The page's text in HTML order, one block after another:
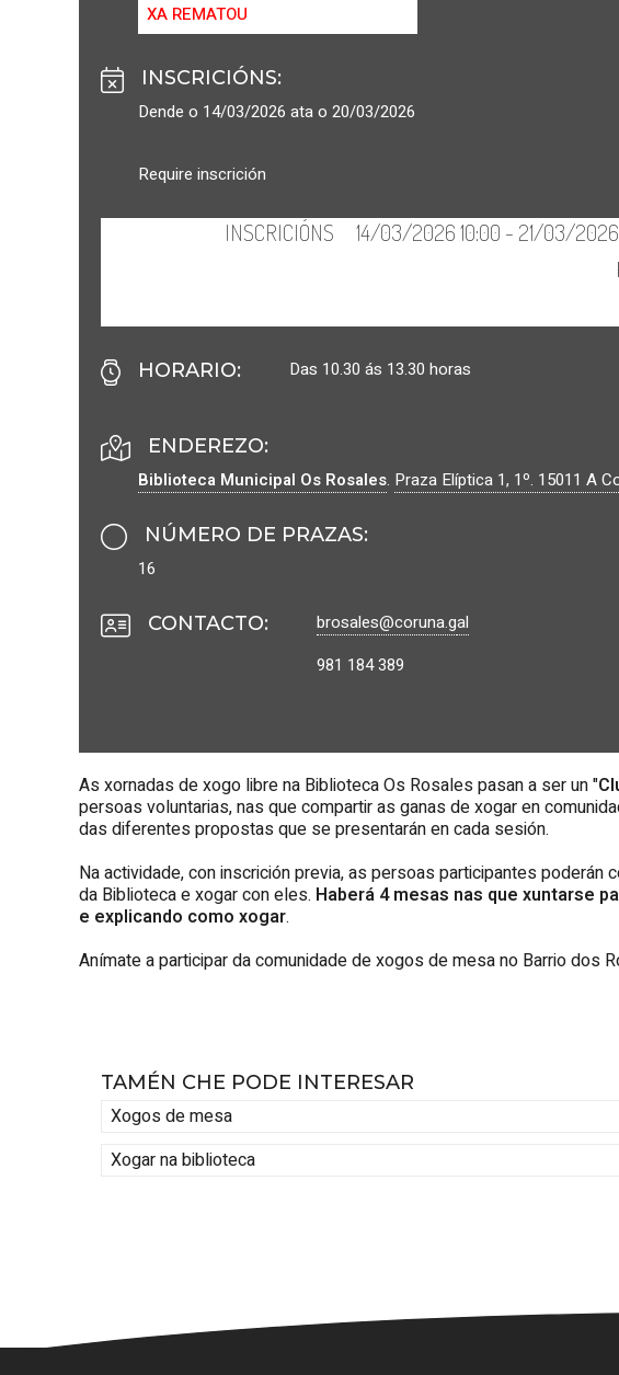
XA REMATOU
INSCRICIÓNS:
Dende o 14/03/2026 ata o 20/03/2026
Require inscrición
HORARIO: Das 10.30 ás 13.30 horas
ENDEREZO:
Biblioteca Municipal Os Rosales. Praza Elíptica 1, 1º. 15011 A
NÚMERO DE PRAZAS:
16
CONTACTO: brosales@coruna.gal
981 184 389
As xornadas de xogo libre na Biblioteca Os Rosales pasan a ser un "
persoas voluntarias, nas que compartir as ganas de xogar en
das diferentes propostas que se presentarán en cada sesión.
Na actividade, con inscrición previa, as persoas participantes
da Biblioteca e xogar con eles. Haberá 4 mesas nas que xuntarse
e explicando como xogar.
Anímate a participar da comunidade de xogos de mesa no Barrio dos
TAMÉN CHE PODE INTERESAR
Xogos de mesa
Xogar na biblioteca